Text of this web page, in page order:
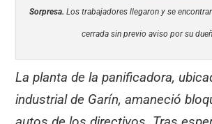
Sorpresa. Los trabajadores llegaron y se
cerrada sin previo aviso por su
La planta de la panificadora,
industrial de Garín, amaneció